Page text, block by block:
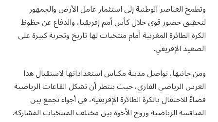
وتطمح العناصر الوطنية إلى استثمار عامل الأرض والجمهور
لتحقيق حضور قوي خلال كأس أمم إفريقيا، والدفاع عن حظوظ
الكرة الطائرة المغربية أمام منتخبات لها تاريخ وتجربة كبيرة على
الصعيد الإفريقي.
ومن جانبها، تواصل مدينة مكناس استعداداتها لاستقبال هذا
العرس الرياضي القاري، حيث ينتظر أن تشكل القاعات الرياضية
فضاءً للاحتفال بالكرة الطائرة الإفريقية، في أجواء تجمع بين
المنافسة الرياضية وروح الأخوة بين مختلف المنتخبات المشاركة.